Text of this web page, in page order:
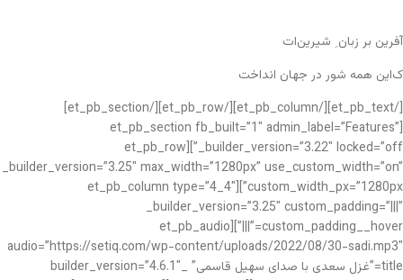
آفرین بر زبان ِ شیرین‌ات
ک‌این همه شور در جهان انداخت
[/et_pb_text][/et_pb_column][/et_pb_row][/et_pb_section]
[et_pb_section fb_built=”1″ admin_label=”Features”
_builder_version=”3.22″ locked=”off”][et_pb_row
_builder_version=”3.25″ max_width=”1280px” use_custom_width=”on”
custom_width_px=”1280px”][et_pb_column type=”4_4″
_builder_version=”3.25″ custom_padding=”|||”
custom_padding__hover=”|||”][et_pb_audio
audio=”https://setiq.com/wp-content/uploads/2022/08/30-sadi.mp3″
title=”غزل سعدی با صدای سهیل قاسمی” _builder_version=”4.6.1″